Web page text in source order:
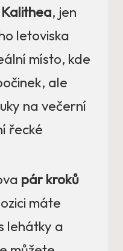
Kalithea, jen
letoviska
místo, kde
ale
na večerní
řecké
pár kroků
máte
lehátky a